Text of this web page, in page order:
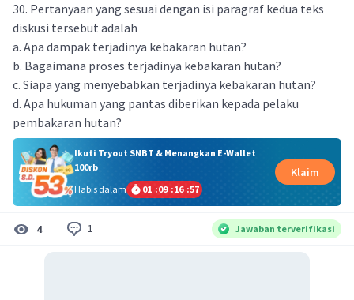
30. Pertanyaan yang sesuai dengan isi paragraf kedua teks
diskusi tersebut adalah
a. Apa dampak terjadinya kebakaran hutan?
b. Bagaimana proses terjadinya kebakaran hutan?
c. Siapa yang menyebabkan terjadinya kebakaran hutan?
d. Apa hukuman yang pantas diberikan kepada pelaku
pembakaran hutan?
Ikuti Tryout SNBT & Menangkan E-Wallet
100rb
Habis dalam
01 :09 :16 :57
Klaim
4 1 Jawaban terverifikasi